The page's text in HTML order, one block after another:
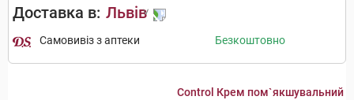
Доставка в: Львів
Самовивіз з аптеки Безкоштовно
Control Крем пом`якшувальний